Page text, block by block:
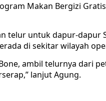
Makan Bergizi
telur untuk dapur-dapur
di sekitar wilayah
ambil telurnya dari
lanjut Agung.